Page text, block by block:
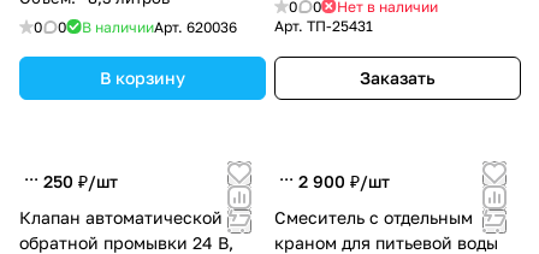
0 0 В наличииАрт. 620036
В корзину
0 0
Нет в наличии
Арт. ТП-25431
Заказать
250 ₽/шт
Клапан автоматической
обратной промывки 24 В,
2 900 ₽/шт
Смеситель с отдельным
краном для питьевой воды